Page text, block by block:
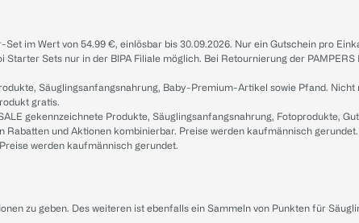
im Wert von 54.99 €, einlösbar bis 30.09.2026. Nur ein Gutschein pro
Sets nur in der BIPA Filiale möglich. Bei Retournierung der
Säuglingsanfangsnahrung, Baby-Premium-Artikel sowie Pfand.
gratis.
gekennzeichnete Produkte, Säuglingsanfangsnahrung, Fotoprodukte,
Rabatten und Aktionen kombinierbar. Preise werden kaufmännisch gerundet.
werden kaufmännisch gerundet.
zu geben. Des weiteren ist ebenfalls ein Sammeln von Punkten für